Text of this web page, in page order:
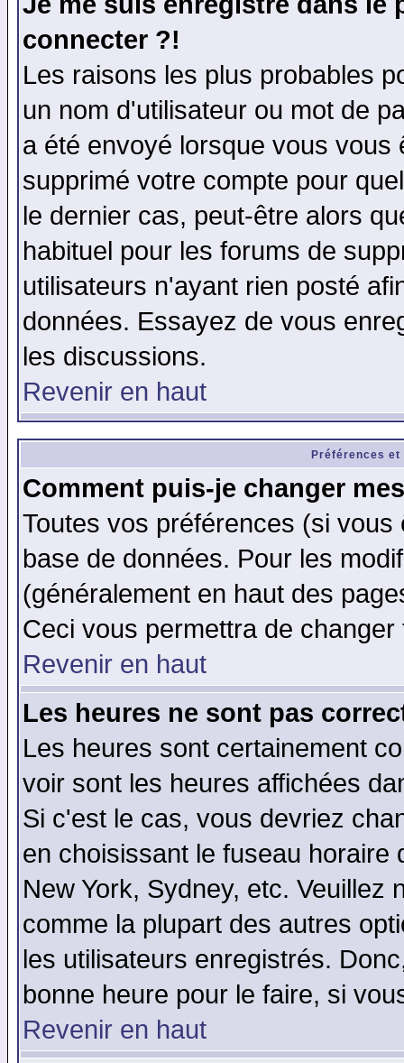
connecter ?!
Les raisons les plus probables
un nom d'utilisateur ou mot de
a été envoyé lorsque vous
supprimé votre compte pour
le dernier cas, peut-être alors
habituel pour les forums de
utilisateurs n'ayant rien posté
données. Essayez de vous
les discussions.
Revenir en haut
Préférences
Comment puis-je changer
Toutes vos préférences (si
base de données. Pour les
(généralement en haut des
Ceci vous permettra de
Revenir en haut
Les heures ne sont pas
Les heures sont certainement
voir sont les heures affichées
Si c'est le cas, vous devriez
en choisissant le fuseau
New York, Sydney, etc. Veuillez
comme la plupart des autres
les utilisateurs enregistrés.
bonne heure pour le faire, si
Revenir en haut